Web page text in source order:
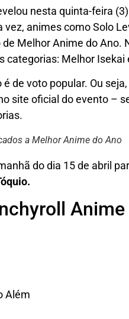
nesta quinta-feira
animes como Solo
Melhor Anime do Ano.
categorias: Melhor Isekai
de voto popular. Ou
site oficial do evento –
a Melhor Anime do Ano
do dia 15 de abril
Além